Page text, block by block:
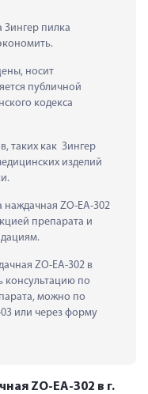
Зингер пилка
носит
публичной
кодекса
таких как  Зингер
изделий
ZO-EA-302
препарата и
ZO-EA-302 в
консультацию по
можно по
или через форму
ZO-EA-302 в г.